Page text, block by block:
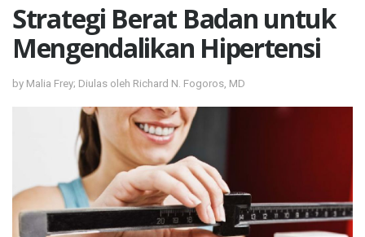
Strategi Berat Badan untuk
Mengendalikan Hipertensi
by Malia Frey; Diulas oleh Richard N. Fogoros, MD